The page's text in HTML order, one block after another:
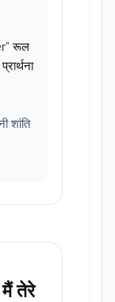
रूल
शांति
तेरे